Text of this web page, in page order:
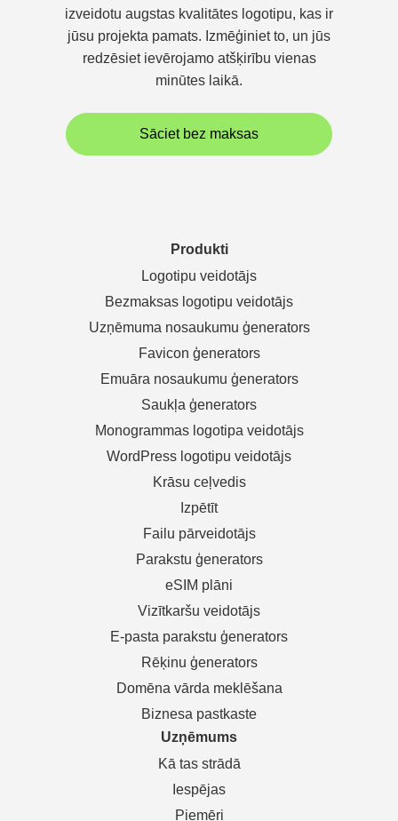
izveidotu augstas kvalitātes logotipu, kas ir
jūsu projekta pamats. Izmēģiniet to, un jūs
redzēsiet ievērojamo atšķirību vienas
minūtes laikā.
Sāciet bez maksas
Produkti
Logotipu veidotājs
Bezmaksas logotipu veidotājs
Uzņēmuma nosaukumu ģenerators
Favicon ģenerators
Emuāra nosaukumu ģenerators
Saukļa ģenerators
Monogrammas logotipa veidotājs
WordPress logotipu veidotājs
Krāsu ceļvedis
Izpētīt
Failu pārveidotājs
Parakstu ģenerators
eSIM plāni
Vizītkaršu veidotājs
E-pasta parakstu ģenerators
Rēķinu ģenerators
Domēna vārda meklēšana
Biznesa pastkaste
Uzņēmums
Kā tas strādā
Iespējas
Piemēri